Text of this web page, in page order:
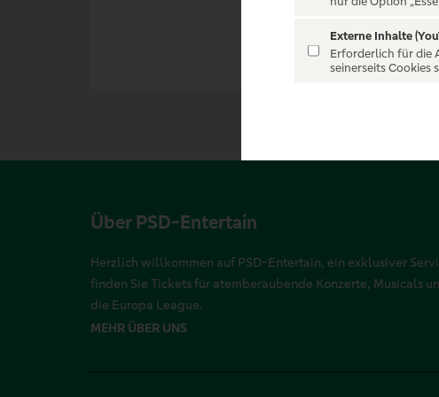
Über PSD-Entertain
Herzlich willkommen auf PSD-Entertain, ein exklusiver
finden Sie Tickets für atemberaubende Konzerte, Musicals
die Europa League.
MEHR ÜBER UNS
Externe Inhalte
Erforderlich für die
seinerseits Cookies